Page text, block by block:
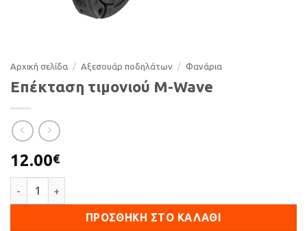
Αρχική σελίδα / Αξεσουάρ ποδηλάτων / Φανάρια
Επέκταση τιμονιού M-Wave
12.00€
ΠΡΟΣΘΉΚΗ ΣΤΟ ΚΑΛΆΘΙ